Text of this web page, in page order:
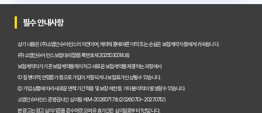
필수 안내사항
상기 내용은 (주)쇼엠인슈어런스의 의견이며, 계약체결에 따른 이익 또는 손실은 보험계약자 등에게 귀속됩니다.
(주)쇼엠인슈어런스 보험대리점(등록번호 제2025030014호)
보험계약자가 기존 보험계약을 해지하고 새로운 보험계약을 체결하는 과정에서
① 질병이력, 연령증가 등으로 가입이 거절되거나 보험료가 인상될 수 있습니다.
② 가입 상품에 따라 새로운 면책기간 적용 및 보장 제한 등 기타 불이익이 발생할 수 있습니다.
쇼엠인슈어런스 준법감시인 심의필 제M-20260717호 (2026.07.13~2027.07.12)
본 광고는 광고심의기준을 준수하였으며, 유효기간은 심의일로부터 1년입니다.